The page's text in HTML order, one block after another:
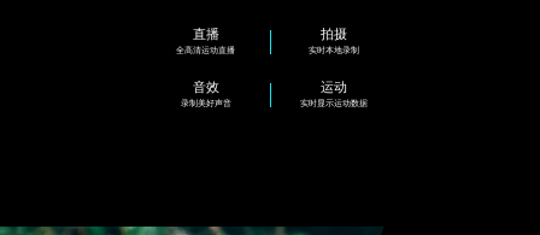
直播
全高清运动直播
拍摄
实时本地录制
音效
录制美好声音
运动
实时显示运动数据